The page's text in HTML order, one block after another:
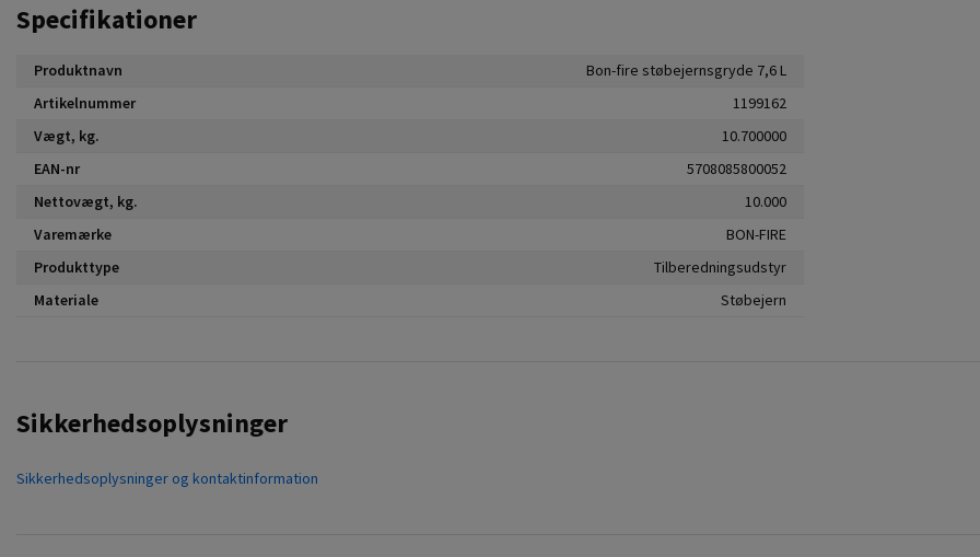
Specifikationer
Produktnavn
Bon-fire støbejernsgryde 7,6 L
Artikelnummer
1199162
Vægt, kg.
10.700000
EAN-nr
5708085800052
Nettovægt, kg.
10.000
Varemærke
BON-FIRE
Produkttype
Tilberedningsudstyr
Materiale
Støbejern
Sikkerhedsoplysninger
Sikkerhedsoplysninger og kontaktinformation